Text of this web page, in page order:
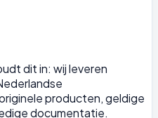
dit in: wij leveren
producten, geldige
documentatie.